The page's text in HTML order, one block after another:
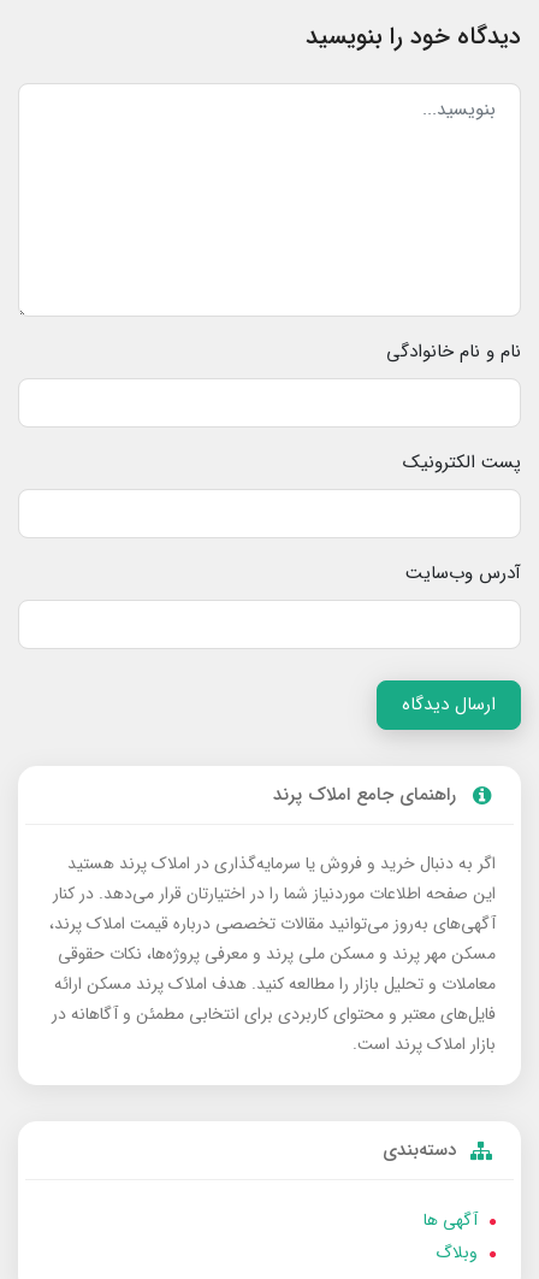
دیدگاه خود را بنویسید
نام و نام خانوادگی
پست الکترونیک
آدرس وب‌سایت
ارسال دیدگاه
راهنمای جامع املاک پرند
اگر به دنبال خرید و فروش یا سرمایه‌گذاری در املاک پرند هستید
این صفحه اطلاعات موردنیاز شما را در اختیارتان قرار می‌دهد. در کنار
آگهی‌های به‌روز می‌توانید مقالات تخصصی درباره قیمت املاک پرند،
مسکن مهر پرند و مسکن ملی پرند و معرفی پروژه‌ها، نکات حقوقی
معاملات و تحلیل بازار را مطالعه کنید. هدف املاک پرند مسکن ارائه
فایل‌های معتبر و محتوای کاربردی برای انتخابی مطمئن و آگاهانه در
بازار املاک پرند است.
دسته‌بندی
آگهی ها
وبلاگ